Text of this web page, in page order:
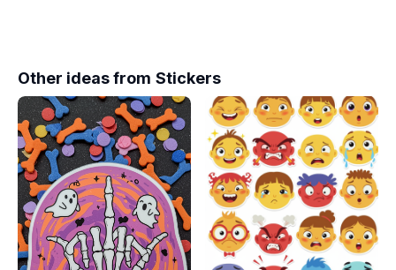
Other ideas from Stickers